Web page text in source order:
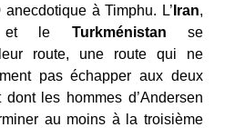
anecdotique à Timphu. L’ Iran,
le Turkménistan se
route, une route qui ne
pas échapper aux deux
les hommes d’Andersen
au moins à la troisième